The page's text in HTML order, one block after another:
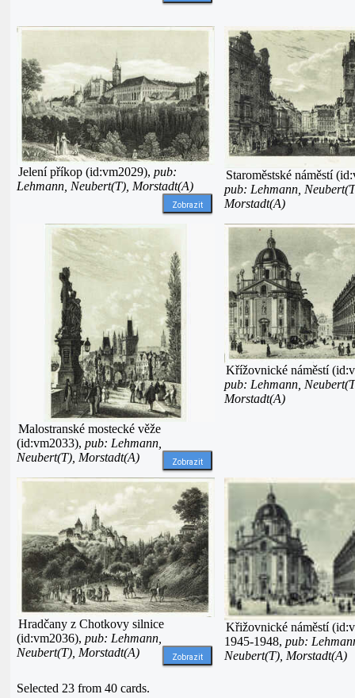
Jelení příkop (id:vm2029), pub:
Lehmann, Neubert(T), Morstadt(A)
Zobrazit
Staroměstské náměstí
pub: Lehmann,
Morstadt(A)
Malostranské mostecké věže
(id:vm2033), pub: Lehmann,
Neubert(T), Morstadt(A)
Zobrazit
Křížovnické náměstí
pub: Lehmann,
Morstadt(A)
Hradčany z Chotkovy silnice
(id:vm2036), pub: Lehmann,
Neubert(T), Morstadt(A)
Zobrazit
Křižovnické náměstí
1945-1948, pub:
Neubert(T), Morstadt(A)
Selected 23 from 40 cards.